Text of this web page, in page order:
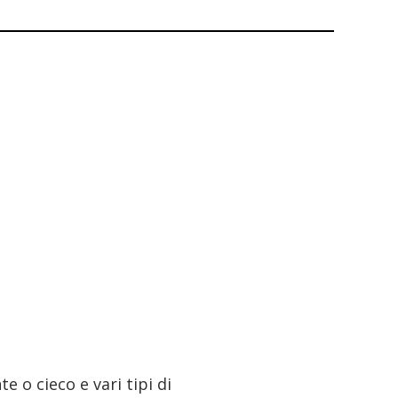
o cieco e vari tipi di